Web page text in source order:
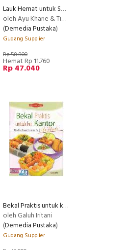
Lauk Hemat untuk Sehari-hari
oleh Ayu Kharie & Tim Dapur Demedia
(Demedia Pustaka)
Gudang Supplier
Rp 58.800
Hemat Rp 11.760
Rp 47.040
Bekal Praktis untuk ke Kantor
oleh Galuh Iritani
(Demedia Pustaka)
Gudang Supplier